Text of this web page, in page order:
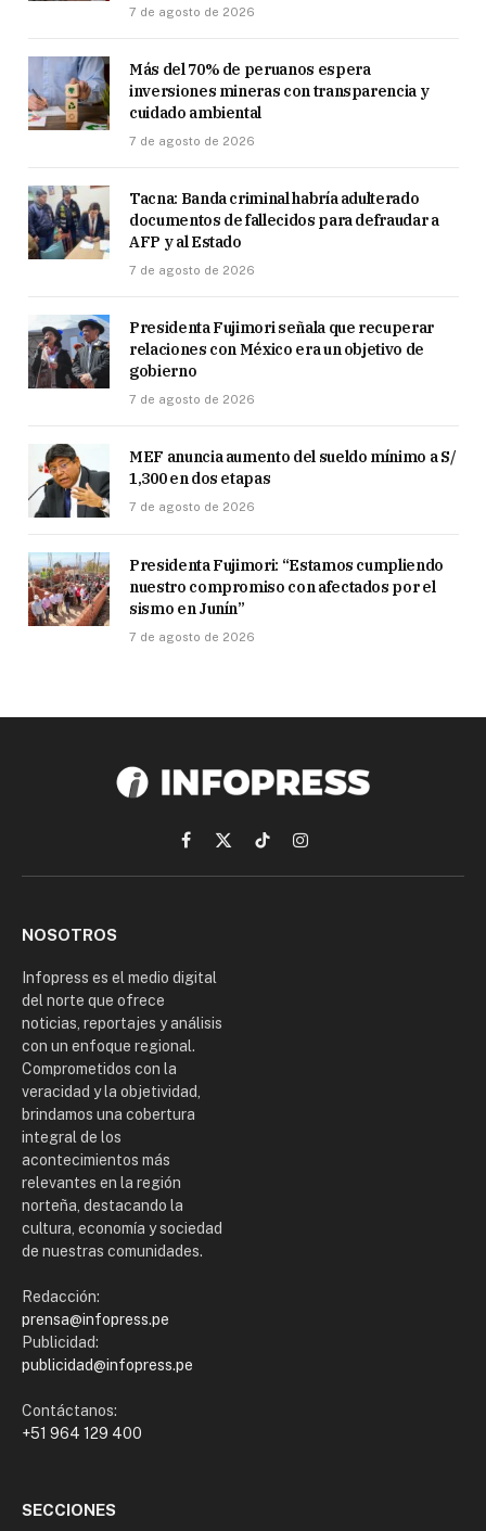
7 de agosto de 2026
Más del 70% de peruanos espera
inversiones mineras con transparencia y
cuidado ambiental
7 de agosto de 2026
Tacna: Banda criminal habría adulterado
documentos de fallecidos para defraudar a
AFP y al Estado
7 de agosto de 2026
Presidenta Fujimori señala que recuperar
relaciones con México era un objetivo de
gobierno
7 de agosto de 2026
MEF anuncia aumento del sueldo mínimo a S/
1,300 en dos etapas
7 de agosto de 2026
Presidenta Fujimori: “Estamos cumpliendo
nuestro compromiso con afectados por el
sismo en Junín”
7 de agosto de 2026
Facebook
X
(Twitter)
TikTokInstagram
NOSOTROS
Infopress es el medio digital
del norte que ofrece
noticias, reportajes y análisis
con un enfoque regional.
Comprometidos con la
veracidad y la objetividad,
brindamos una cobertura
integral de los
acontecimientos más
relevantes en la región
norteña, destacando la
cultura, economía y sociedad
de nuestras comunidades.
Redacción:
prensa@infopress.pe
Publicidad:
publicidad@infopress.pe
Contáctanos:
+51 964 129 400
SECCIONES